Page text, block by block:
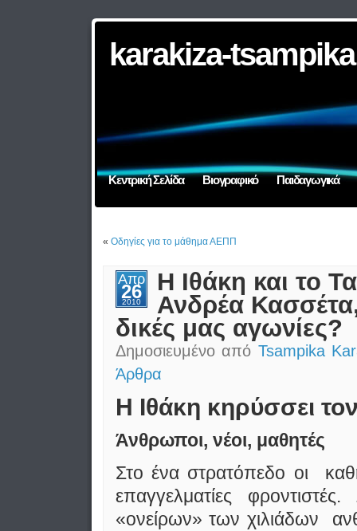
karakiza-tsampika
Κεντρική Σελίδα Βιογραφικό Παιδαγωγικά
« Οδηγίες για το μάθημα ΑEΠΠ
Απρ
26
2010
Η Ιθάκη και το
Ανδρέα
δικές μας αγωνίες?
Δημοσιευμένο από Tsampika
Άρθρα
Η Ιθάκη κηρύσσει
Άνθρωποι, νέοι, μαθητές
Στο ένα στρατόπεδο οι
επαγγελματίες
«ονείρων» των χιλιάδων